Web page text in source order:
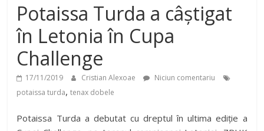
Potaissa Turda a câștigat
în Letonia în Cupa
Challenge
17/11/2019 Cristian Alexoae
Niciun comentariu
potaissa turda,tenax dobele
Potaissa Turda a debutat cu dreptul în ultima ediție a